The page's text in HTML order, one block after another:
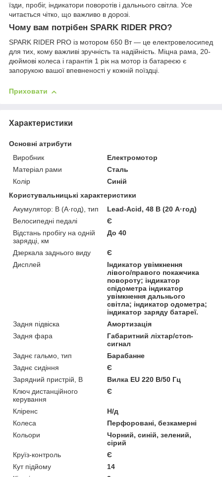
їзди, пробіг, індикатори поворотів і дальнього світла. Усе
читається чітко, що важливо в дорозі.
Чому вам потрібен SPARK RIDER PRO?
SPARK RIDER PRO із мотором 650 Вт — це електровелосипед
для тих, кому важливі зручність та надійність. Міцна рама, 20-
дюймові колеса і гарантія 1 рік на мотор із батареєю є
запорукою вашої впевненості у кожній поїздці.
Приховати
Характеристики
Основні атрибути
Виробник
Електромотор
Матеріал рами
Сталь
Колір
Синій
Користувальницькі характеристики
Акумулятор: В (А·год), тип
Lead-Acid, 48 В (20 А·год)
Велосипедні педалі
Є
Відстань пробігу на одній
зарядці, км
До 40
Дзеркала заднього виду
Є
Дисплей
Індикатор увімкнення
лівого/правого покажчика
повороту; індикатор
спідометра індикатор
увімкнення дальнього
світла; індикатор одометра;
індикатор заряду батареї.
Задня підвіска
Амортизація
Задня фара
Габаритний ліхтар/стоп-
сигнал
Заднє гальмо, тип
Барабанне
Заднє сидіння
Є
Зарядний пристрій, В
Вилка EU 220 В/50 Гц
Ключ дистанційного
керування
Є
Кліренс
Н/д
Колеса
Перфоровані, безкамерні
Кольори
Чорний, синій, зелений,
сірий
Круїз-контроль
Є
Кут підйому
14